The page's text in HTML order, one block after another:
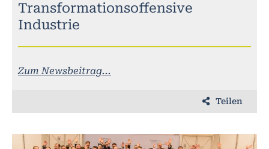
Transformationsoffensive
Industrie
Zum Newsbeitrag...
Teilen